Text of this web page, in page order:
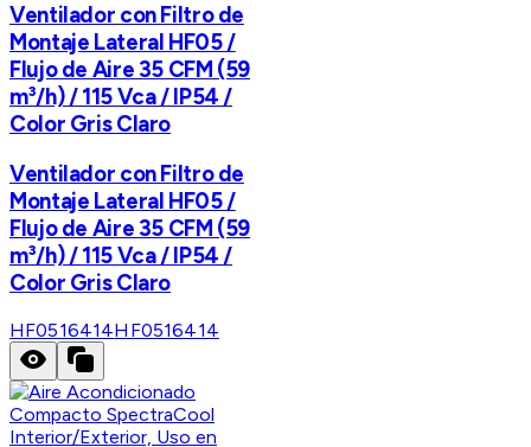
Ventilador con Filtro de
Montaje Lateral HF05 /
Flujo de Aire 35 CFM (59
m³/h) / 115 Vca / IP54 /
Color Gris Claro
Ventilador con Filtro de
Montaje Lateral HF05 /
Flujo de Aire 35 CFM (59
m³/h) / 115 Vca / IP54 /
Color Gris Claro
HF0516414HF0516414